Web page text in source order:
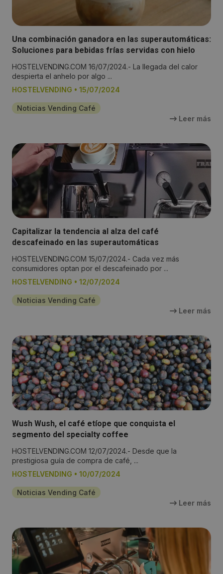
Una combinación ganadora en las superautomáticas:
Soluciones para bebidas frías servidas con hielo
HOSTELVENDING.COM 16/07/2024.- La llegada del calor
despierta el anhelo por algo ...
HOSTELVENDING • 15/07/2024
Noticias Vending Café
Leer más
Capitalizar la tendencia al alza del café
descafeinado en las superautomáticas
HOSTELVENDING.COM 15/07/2024.- Cada vez más
consumidores optan por el descafeinado por ...
HOSTELVENDING • 12/07/2024
Noticias Vending Café
Leer más
Wush Wush, el café etíope que conquista el
segmento del specialty coffee
HOSTELVENDING.COM 12/07/2024.- Desde que la
prestigiosa guía de compra de café, ...
HOSTELVENDING • 10/07/2024
Noticias Vending Café
Leer más